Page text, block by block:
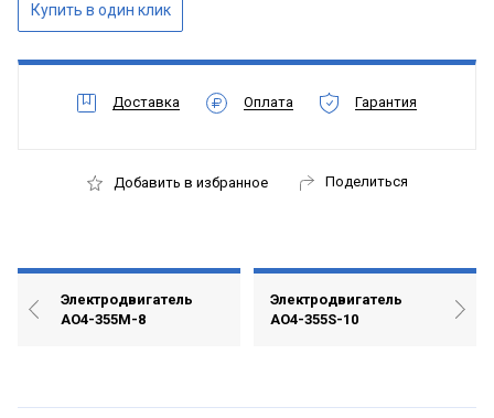
Доставка Оплата Гарантия
Добавить в избранное Поделиться
Электродвигатель
АО4-355М-8
Электродвигатель
АО4-355S-10